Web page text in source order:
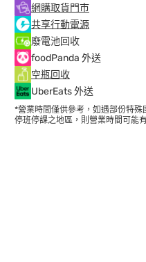
網購取貨門市
共享行動電源
廢電池回收
foodPanda 外送
空瓶回收
UberEats 外送
*營業時間僅供參考，如遇部份特
停班停課之地區，則營業時間可能